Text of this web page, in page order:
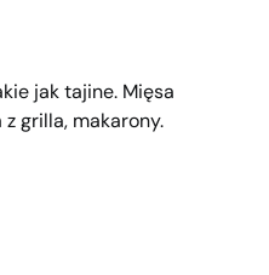
jak tajine. Mięsa
grilla, makarony.